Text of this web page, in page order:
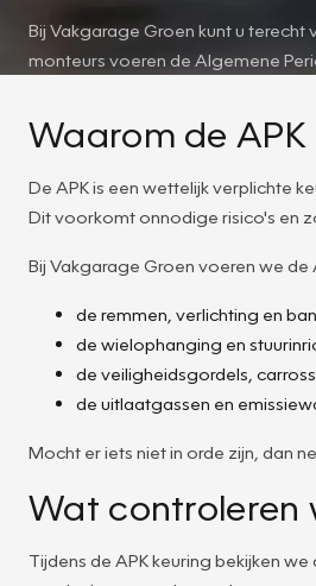
Bij Vakgarage Groen kunt u
monteurs voeren de Algemene
Waarom de APK
De APK is een wettelijk verplichte
Dit voorkomt onnodige risico's en
Bij Vakgarage Groen voeren we
de remmen, verlichting en
de wielophanging en
de veiligheidsgordels,
de uitlaatgassen en
Mocht er iets niet in orde zijn, dan
Wat controleren
Tijdens de APK keuring bekijken